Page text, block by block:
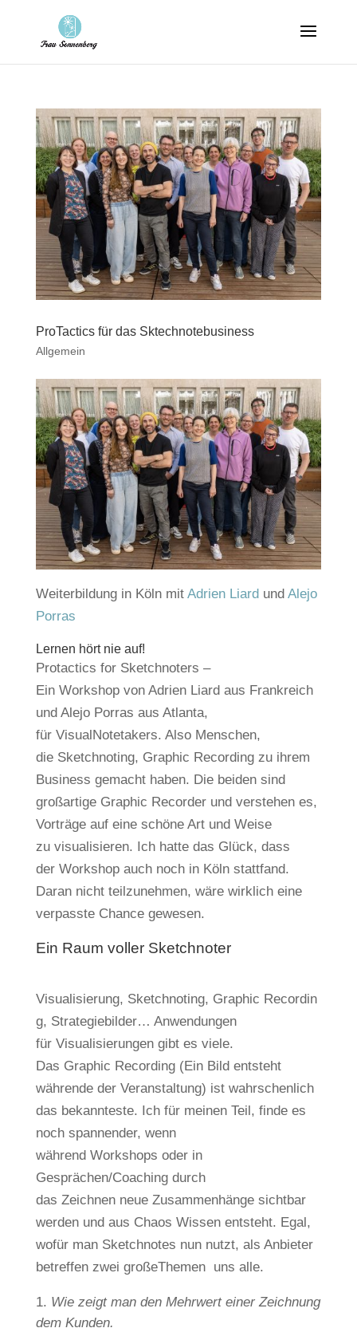
ProTactics für das Sktechnotebusiness
Allgemein
Weiterbildung in Köln mit Adrien Liard und Alejo
Porras
Lernen hört nie auf!
Protactics for Sketchnoters –
Ein Workshop von Adrien Liard aus Frankreich
und Alejo Porras aus Atlanta,
für VisualNotetakers. Also Menschen,
die Sketchnoting, Graphic Recording zu ihrem
Business gemacht haben. Die beiden sind
großartige Graphic Recorder und verstehen es,
Vorträge auf eine schöne Art und Weise
zu visualisieren. Ich hatte das Glück, dass
der Workshop auch noch in Köln stattfand.
Daran nicht teilzunehmen, wäre wirklich eine
verpasste Chance gewesen.
Ein Raum voller Sketchnoter
Visualisierung, Sketchnoting, Graphic Recordin
g, Strategiebilder… Anwendungen
für Visualisierungen gibt es viele.
Das Graphic Recording (Ein Bild entsteht
währende der Veranstaltung) ist wahrschenlich
das bekannteste. Ich für meinen Teil, finde es
noch spannender, wenn
während Workshops oder in
Gesprächen/Coaching durch
das Zeichnen neue Zusammenhänge sichtbar
werden und aus Chaos Wissen entsteht. Egal,
wofür man Sketchnotes nun nutzt, als Anbieter
betreffen zwei großeThemen uns alle.
Wie zeigt man den Mehrwert einer Zeichnung
dem Kunden.